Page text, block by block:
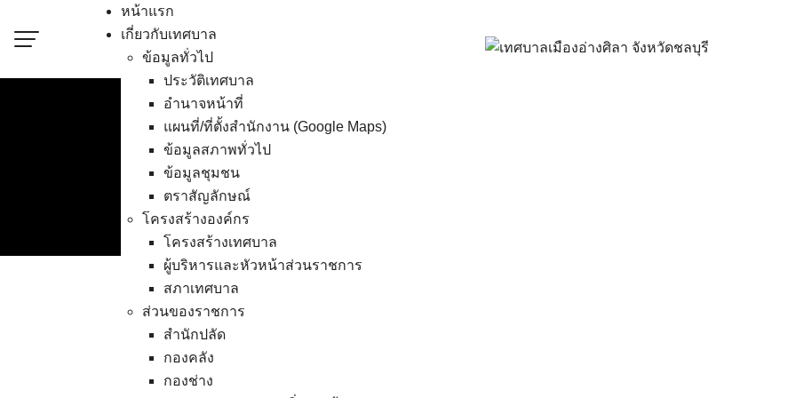
หน้าแรก
เกี่ยวกับเทศบาล
ข้อมูลทั่วไป
ประวัติเทศบาล
อำนาจหน้าที่
แผนที่/ที่ตั้งสำนักงาน (Google Maps)
ข้อมูลสภาพทั่วไป
ข้อมูลชุมชน
ตราสัญลักษณ์
โครงสร้างองค์กร
โครงสร้างเทศบาล
ผู้บริหารและหัวหน้าส่วนราชการ
สภาเทศบาล
ส่วนของราชการ
สำนักปลัด
กองคลัง
กองช่าง
13 ม.ค. 67 งานวันเด็ก ทม.อ่างศิลา จัดใหญ่ของขวัญเย